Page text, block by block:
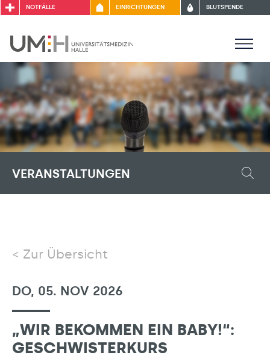
NOTFÄLLE EINRICHTUNGEN BLUTSPENDE
VERANSTALTUNGEN
Zur Übersicht
DO, 05. NOV 2026
„WIR BEKOMMEN EIN BABY!“:
GESCHWISTERKURS